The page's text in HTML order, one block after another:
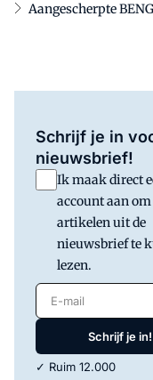
Aangescherpte
Schrijf je in
nieuwsbrief!
Ik maak direct
account aan om
artikelen uit de
nieuwsbrief te
lezen.
E-mail
Schrijf je in!
✓ Ruim 12.000